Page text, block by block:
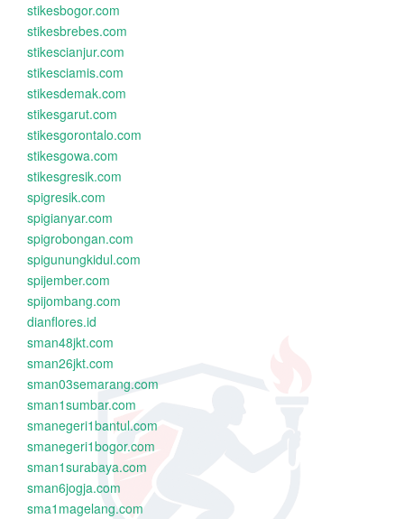
stikesbogor.com
stikesbrebes.com
stikescianjur.com
stikesciamis.com
stikesdemak.com
stikesgarut.com
stikesgorontalo.com
stikesgowa.com
stikesgresik.com
spigresik.com
spigianyar.com
spigrobongan.com
spigunungkidul.com
spijember.com
spijombang.com
dianflores.id
sman48jkt.com
sman26jkt.com
sman03semarang.com
sman1sumbar.com
smanegeri1bantul.com
smanegeri1bogor.com
sman1surabaya.com
sman6jogja.com
sma1magelang.com